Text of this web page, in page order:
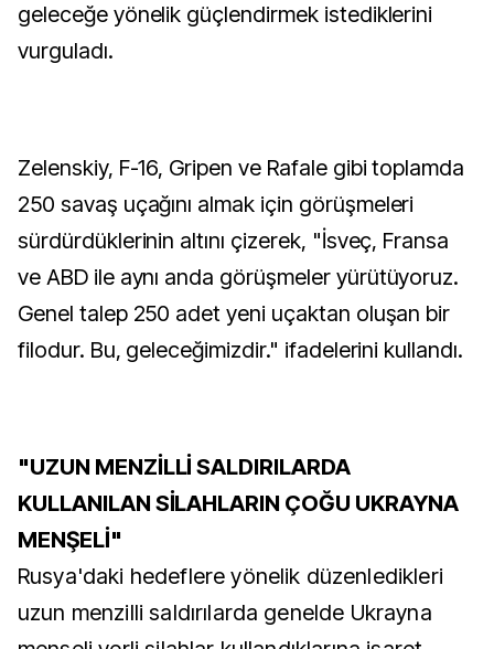
geleceğe yönelik güçlendirmek istediklerini
vurguladı.
Zelenskiy, F-16, Gripen ve Rafale gibi toplamda
250 savaş uçağını almak için görüşmeleri
sürdürdüklerinin altını çizerek, "İsveç, Fransa
ve ABD ile aynı anda görüşmeler yürütüyoruz.
Genel talep 250 adet yeni uçaktan oluşan bir
filodur. Bu, geleceğimizdir." ifadelerini kullandı.
"UZUN MENZİLLİ SALDIRILARDA
KULLANILAN SİLAHLARIN ÇOĞU UKRAYNA
MENŞELİ"
Rusya'daki hedeflere yönelik düzenledikleri
uzun menzilli saldırılarda genelde Ukrayna